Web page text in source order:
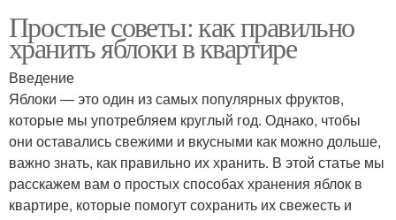
Простые советы: как правильно
хранить яблоки в квартире
Введение
Яблоки — это один из самых популярных фруктов,
которые мы употребляем круглый год. Однако, чтобы
они оставались свежими и вкусными как можно дольше,
важно знать, как правильно их хранить. В этой статье мы
расскажем вам о простых способах хранения яблок в
квартире, которые помогут сохранить их свежесть и